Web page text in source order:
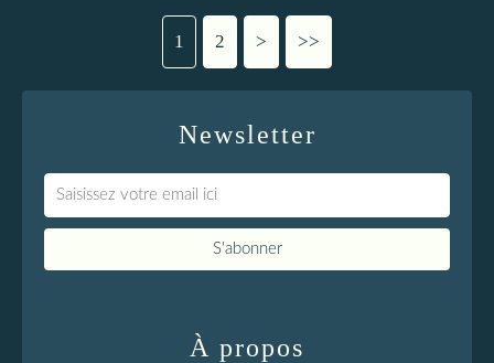
1 2 > >>
Newsletter
À propos